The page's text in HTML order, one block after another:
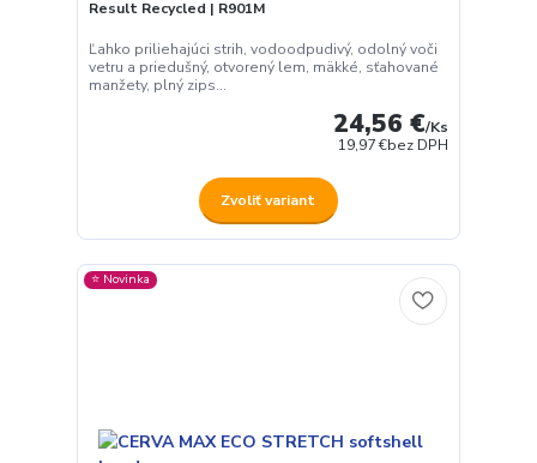
Result Recycled | R901M
Ľahko priliehajúci strih, vodoodpudivý, odolný voči
vetru a priedušný, otvorený lem, mäkké, sťahované
manžety, plný zips...
24,56 €/Ks
19,97 €bez DPH
Zvoliť variant
⭐️ Novinka